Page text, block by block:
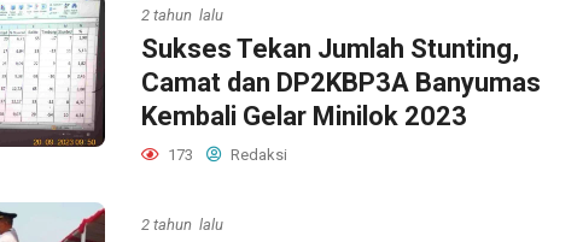
2 tahun lalu
Sukses Tekan Jumlah Stunting,
Camat dan DP2KBP3A Banyumas
Kembali Gelar Minilok 2023
173 Redaksi
2 tahun lalu